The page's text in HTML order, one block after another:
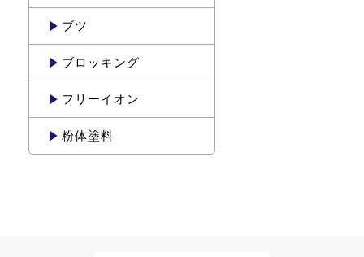
ブツ
ブロッキング
フリーイオン
粉体塗料